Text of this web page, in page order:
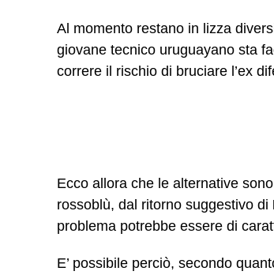
Al momento restano in lizza
giovane tecnico uruguayano sta
correre il rischio di bruciare l’ex
Ecco allora che le alternative
rossoblù, dal ritorno suggestivo di
problema potrebbe essere di
E’ possibile perciò, secondo